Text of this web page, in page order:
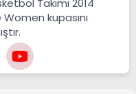
Takımı 2014
Women kupasını